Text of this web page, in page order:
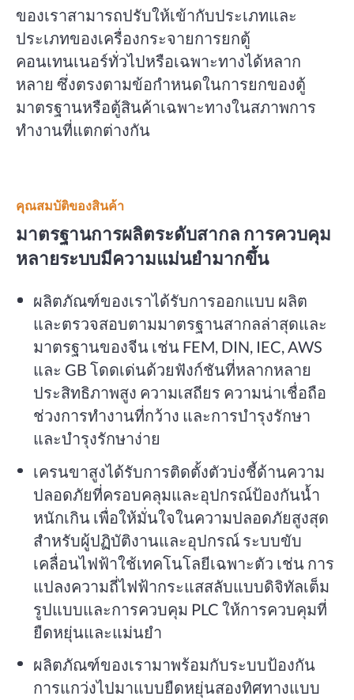
ของเราสามารถปรับให้เข้ากับประเภทและ
ประเภทของเครื่องกระจายการยกตู้
คอนเทนเนอร์ทั่วไปหรือเฉพาะทางได้หลาก
หลาย ซึ่งตรงตามข้อกำหนดในการยกของตู้
มาตรฐานหรือตู้สินค้าเฉพาะทางในสภาพการ
ทำงานที่แตกต่างกัน
คุณสมบัติของสินค้า
มาตรฐานการผลิตระดับสากล การควบคุม
หลายระบบมีความแม่นยำมากขึ้น
ผลิตภัณฑ์ของเราได้รับการออกแบบ ผลิต
และตรวจสอบตามมาตรฐานสากลล่าสุดและ
มาตรฐานของจีน เช่น FEM, DIN, IEC, AWS
และ GB โดดเด่นด้วยฟังก์ชันที่หลากหลาย
ประสิทธิภาพสูง ความเสถียร ความน่าเชื่อถือ
ช่วงการทำงานที่กว้าง และการบำรุงรักษา
และบำรุงรักษาง่าย
เครนขาสูงได้รับการติดตั้งตัวบ่งชี้ด้านความ
ปลอดภัยที่ครอบคลุมและอุปกรณ์ป้องกันน้ำ
หนักเกิน เพื่อให้มั่นใจในความปลอดภัยสูงสุด
สำหรับผู้ปฏิบัติงานและอุปกรณ์ ระบบขับ
เคลื่อนไฟฟ้าใช้เทคโนโลยีเฉพาะตัว เช่น การ
แปลงความถี่ไฟฟ้ากระแสสลับแบบดิจิทัลเต็ม
รูปแบบและการควบคุม PLC ให้การควบคุมที่
ยืดหยุ่นและแม่นยำ
ผลิตภัณฑ์ของเรามาพร้อมกับระบบป้องกัน
การแกว่งไปมาแบบยืดหยุ่นสองทิศทางแบบ